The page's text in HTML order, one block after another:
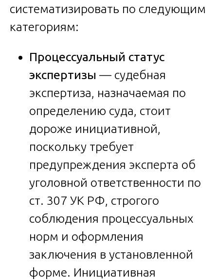
систематизировать по следующим
категориям:
Процессуальный статус
экспертизы — судебная
экспертиза, назначаемая по
определению суда, стоит
дороже инициативной,
поскольку требует
предупреждения эксперта об
уголовной ответственности по
ст. 307 УК РФ, строгого
соблюдения процессуальных
норм и оформления
заключения в установленной
форме. Инициативная